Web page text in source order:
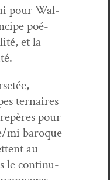
pour Wal­
poé­
et la
ter­naires
pour
mi baroque
au
le con­tin­u­